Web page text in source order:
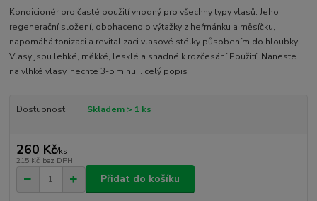
Kondicionér pro časté použití vhodný pro všechny typy vlasů. Jeho
regenerační složení, obohaceno o výtažky z heřmánku a měsíčku,
napomáhá tonizaci a revitalizaci vlasové stélky působením do hloubky.
Vlasy jsou lehké, měkké, lesklé a snadné k rozčesání.Použití: Naneste
na vlhké vlasy, nechte 3-5 minu... celý popis
Dostupnost Skladem > 1 ks
260 Kč/ks
215 Kč bez DPH
Přidat do košíku